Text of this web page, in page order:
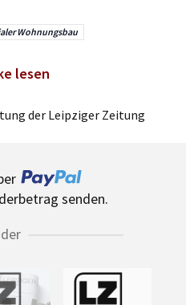
Wohnungsbau
lesen
der Leipziger Zeitung
senden.